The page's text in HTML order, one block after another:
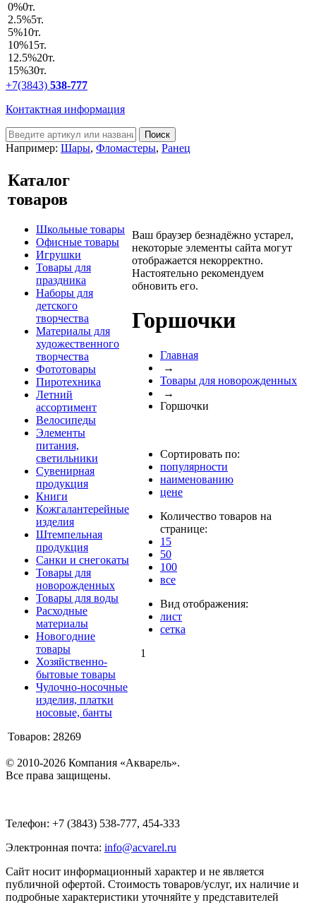
0%0т.
2.5%5т.
5%10т.
10%15т.
12.5%20т.
15%30т.
+7(3843) 538-777
Контактная информация
Например: Шары, Фломастеры, Ранец
Каталог
товаров
Школьные товары
Офисные товары
Игрушки
Товары для
праздника
Наборы для
детского
творчества
Материалы для
художественного
творчества
Фототовары
Пиротехника
Летний
ассортимент
Велосипеды
Элементы
питания,
светильники
Сувенирная
продукция
Книги
Кожгалантерейные
изделия
Штемпельная
продукция
Санки и снегокаты
Товары для
новорожденных
Товары для воды
Расходные
материалы
Новогодние
товары
Хозяйственно-
бытовые товары
Чулочно-носочные
изделия, платки
носовые, банты
Товаров: 28269
Ваш браузер безнадёжно устарел,
некоторые элементы сайта могут
отображается некорректно.
Настоятельно рекомендуем
обновить его.
Горшочки
Главная
→
Товары для новорожденных
→
Горшочки
Сортировать по:
популярности
наименованию
цене
Количество товаров на
странице:
15
50
100
все
Вид отображения:
лист
сетка
1
© 2010-2026 Компания «Акварель».
Все права защищены.
Телефон: +7 (3843) 538-777, 454-333
Электронная почта: info@acvarel.ru
Сайт носит информационный характер и не является
публичной офертой. Стоимость товаров/услуг, их наличие и
подробные характеристики уточняйте у представителей